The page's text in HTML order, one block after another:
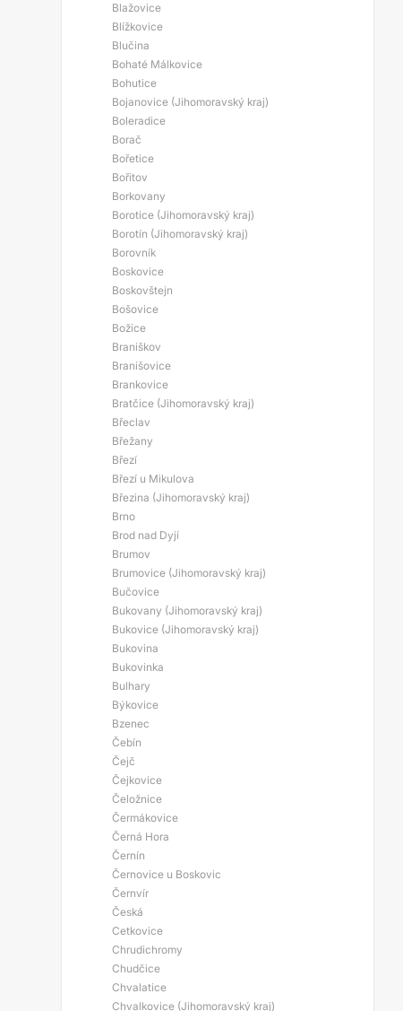
Blažovice
Blížkovice
Blučina
Bohaté Málkovice
Bohutice
Bojanovice (Jihomoravský kraj)
Boleradice
Borač
Bořetice
Bořitov
Borkovany
Borotice (Jihomoravský kraj)
Borotín (Jihomoravský kraj)
Borovník
Boskovice
Boskovštejn
Bošovice
Božice
Braniškov
Branišovice
Brankovice
Bratčice (Jihomoravský kraj)
Břeclav
Břežany
Březí
Březí u Mikulova
Březina (Jihomoravský kraj)
Brno
Brod nad Dyjí
Brumov
Brumovice (Jihomoravský kraj)
Bučovice
Bukovany (Jihomoravský kraj)
Bukovice (Jihomoravský kraj)
Bukovina
Bukovinka
Bulhary
Býkovice
Bzenec
Čebín
Čejč
Čejkovice
Čeložnice
Čermákovice
Černá Hora
Černín
Černovice u Boskovic
Černvír
Česká
Cetkovice
Chrudichromy
Chudčice
Chvalatice
Chvalkovice (Jihomoravský kraj)